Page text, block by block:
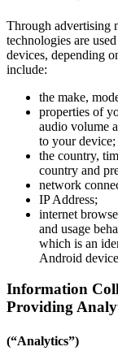
Through advertising
technologies are
devices, depending
include:
the make,
properties of
audio volume
to your device;
the country,
country and
network
IP Address;
internet
and usage
which is an
Android
Information
Providing
(“Analytics”)